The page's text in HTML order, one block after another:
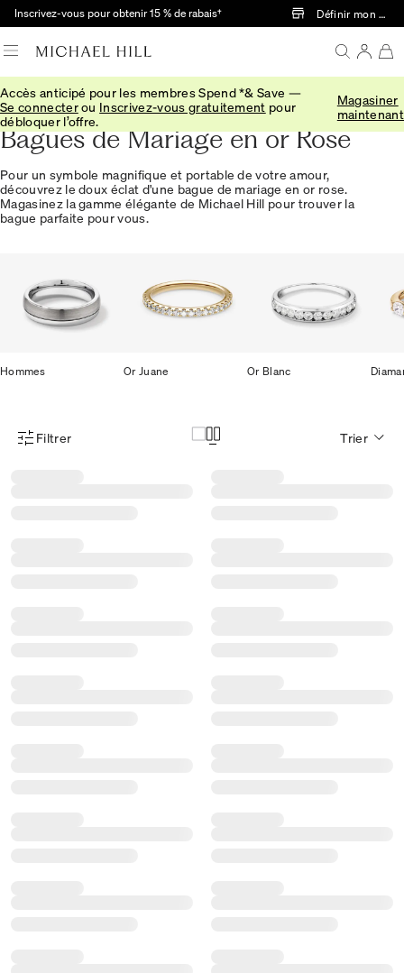
Passer au contenu principal
Inscrivez-vous pour obtenir 15 % de rabais† Définir mon
Accès anticipé pour les membres Spend *& Save —
Se connecterou Inscrivez-vous gratuitement pour
débloquer l’offre.
Magasiner
maintenant
Accueil
Bagues de Mariage en or Rose
Pour un symbole magnifique et portable de votre amour,
découvrez le doux éclat d'une bague de mariage en or rose.
Magasinez la gamme élégante de Michael Hill pour trouver la
bague parfaite pour vous.
Hommes Or Juane Or Blanc
Menu des filtres d'articles
Filtrer Trier